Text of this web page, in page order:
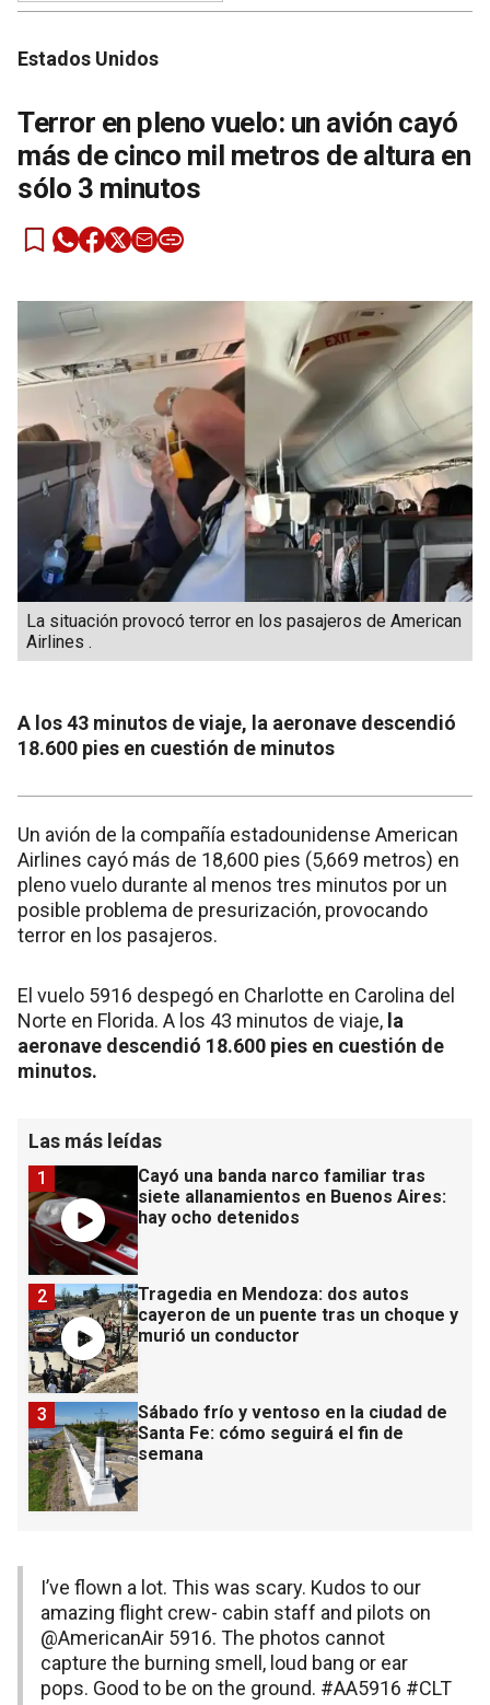
Estados Unidos
Terror en pleno vuelo: un avión cayó
más de cinco mil metros de altura en
sólo 3 minutos
La situación provocó terror en los pasajeros de American
Airlines .
A los 43 minutos de viaje, la aeronave descendió
18.600 pies en cuestión de minutos
Un avión de la compañía estadounidense American
Airlines cayó más de 18,600 pies (5,669 metros) en
pleno vuelo durante al menos tres minutos por un
posible problema de presurización, provocando
terror en los pasajeros.
El vuelo 5916 despegó en Charlotte en Carolina del
Norte en Florida. A los 43 minutos de viaje, la
aeronave descendió 18.600 pies en cuestión de
minutos.
Las más leídas
Cayó una banda narco familiar tras
siete allanamientos en Buenos Aires:
hay ocho detenidos
1
Tragedia en Mendoza: dos autos
cayeron de un puente tras un choque y
murió un conductor
2
Sábado frío y ventoso en la ciudad de
Santa Fe: cómo seguirá el fin de
semana
3
I’ve flown a lot. This was scary. Kudos to our
amazing flight crew- cabin staff and pilots on
@AmericanAir 5916. The photos cannot
capture the burning smell, loud bang or ear
pops. Good to be on the ground. #AA5916 #CLT